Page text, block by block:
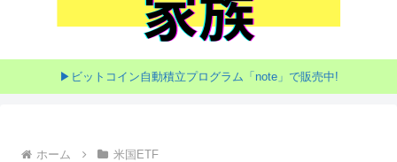
▶ビットコイン自動積立プログラム「note」で販売中!
ホーム 米国ETF